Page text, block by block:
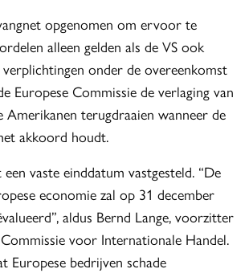
opgenomen om ervoor te
alleen gelden als de VS ook
onder de overeenkomst
Europese Commissie de verlaging van
Amerikanen terugdraaien wanneer de
akkoord houdt.
vaste einddatum vastgesteld. “De
economie zal op 31 december
aldus Bernd Lange, voorzitter
voor Internationale Handel.
Europese bedrijven schade